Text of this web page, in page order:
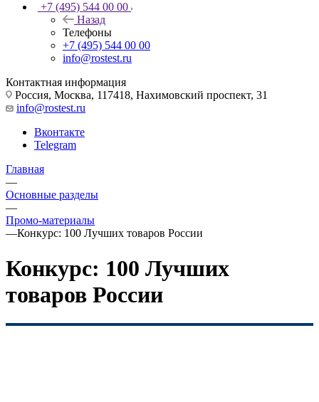
+7 (495) 544 00 00
Назад
Телефоны
+7 (495) 544 00 00
info@rostest.ru
Контактная информация
Россия, Москва, 117418, Нахимовский проспект, 31
info@rostest.ru
Вконтакте
Telegram
Главная
—
Основные разделы
—
Промо-материалы
—Конкурс: 100 Лучших товаров России
Конкурс: 100 Лучших
товаров России